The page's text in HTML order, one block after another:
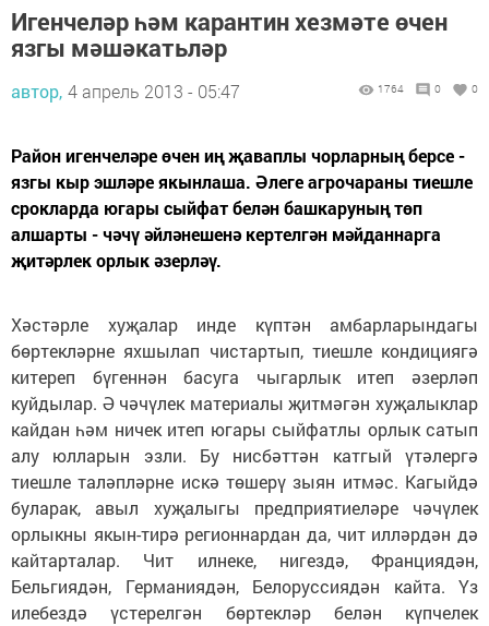
Игенчеләр һәм карантин хезмәте өчен
язгы мәшәкатьләр
автор, 4 апрель 2013 - 05:47 1764 0 0
Район игенчеләре өчен иң җаваплы чорларның берсе -
язгы кыр эшләре якынлаша. Әлеге агрочараны тиешле
срокларда югары сыйфат белән башкаруның төп
алшарты - чәчү әйләнешенә кертелгән мәйданнарга
җитәрлек орлык әзерләү.
Хәстәрле хуҗалар инде күптән амбарларындагы
бөртекләрне яхшылап чистартып, тиешле кондициягә
китереп бүгеннән басуга чыгарлык итеп әзерләп
куйдылар. Ә чәчүлек материалы җитмәгән хуҗалыклар
кайдан һәм ничек итеп югары сыйфатлы орлык сатып
алу юлларын эзли. Бу нисбәттән катгый үтәлергә
тиешле таләпләрне искә төшерү зыян итмәс. Кагыйдә
буларак, авыл хуҗалыгы предприятиеләре чәчүлек
орлыкны якын-тирә регионнардан да, чит илләрдән дә
кайтарталар. Чит илнеке, нигездә, Франциядән,
Бельгиядән, Германиядән, Белоруссиядән кайта. Үз
илебездә үстерелгән бөртекләр белән күпчелек